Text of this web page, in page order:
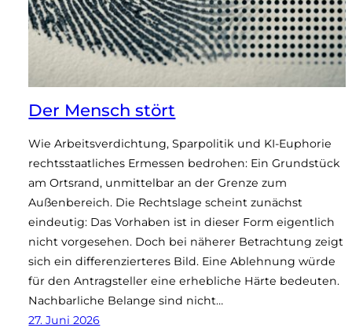
Der Mensch stört
Wie Arbeitsverdichtung, Sparpolitik und KI-Euphorie
rechtsstaatliches Ermessen bedrohen: Ein Grundstück
am Ortsrand, unmittelbar an der Grenze zum
Außenbereich. Die Rechtslage scheint zunächst
eindeutig: Das Vorhaben ist in dieser Form eigentlich
nicht vorgesehen. Doch bei näherer Betrachtung zeigt
sich ein differenzierteres Bild. Eine Ablehnung würde
für den Antragsteller eine erhebliche Härte bedeuten.
Nachbarliche Belange sind nicht…
27. Juni 2026